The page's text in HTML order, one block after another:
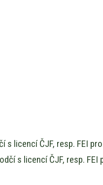
licencí ČJF, resp. FEI
s licencí ČJF, resp. FEI